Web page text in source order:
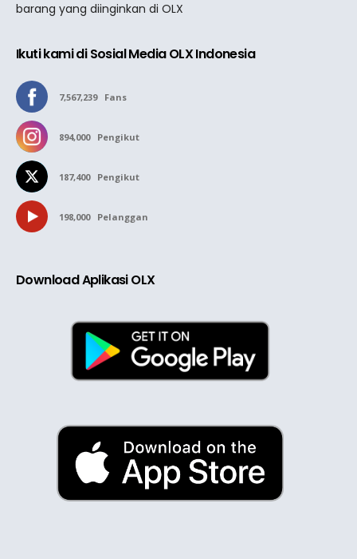
barang yang diinginkan di OLX
Ikuti kami di Sosial Media OLX Indonesia
7,567,239 Fans
894,000 Pengikut
187,400 Pengikut
198,000 Pelanggan
Download Aplikasi OLX